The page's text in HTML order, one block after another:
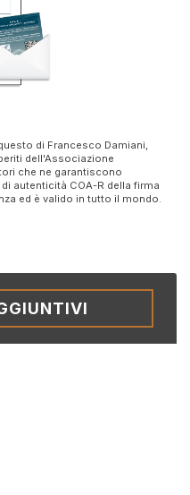
di Francesco Damiani,
dell'Associazione
che ne garantiscono
autenticità COA-R della firma
ed è valido in tutto il mondo.